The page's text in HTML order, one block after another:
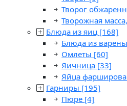
Творог
Творожная
Блюда из яиц [168]
Блюда из
Омлеты [60]
Яичница [33]
Яйца
Гарниры [195]
Пюре [4]